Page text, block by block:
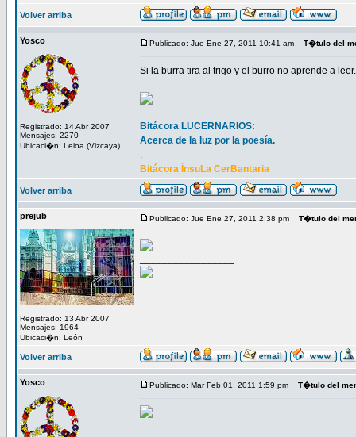
Volver arriba
Yosco
Registrado: 14 Abr 2007
Mensajes: 2270
Ubicaci�n: Leioa (Vizcaya)
Publicado: Jue Ene 27, 2011 10:41 am T�tulo del
Si la burra tira al trigo y el burro no aprende a
Bitácora LUCERNARIOS:
Acerca de la luz por la poesía.
.
Bitácora ÍnsuLa CerBantaria
Volver arriba
prejub
Registrado: 13 Abr 2007
Mensajes: 1964
Ubicaci�n: León
Publicado: Jue Ene 27, 2011 2:38 pm T�tulo del
Volver arriba
Yosco Publicado: Mar Feb 01, 2011 1:59 pm T�tulo del